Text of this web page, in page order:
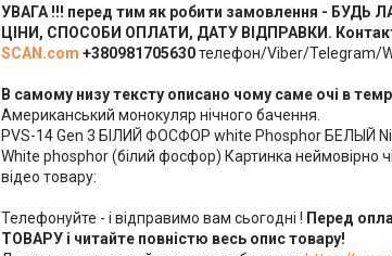
УВАГА !!! перед тим як робити замовлення -
ЦІНИ, СПОСОБИ ОПЛАТИ, ДАТУ ВІДПРАВКИ.
SCAN.com +380981705630телефон/Viber/Telegram/
В самому низу тексту описано чому саме очі в
Американський монокуляр нічного бачення.
PVS-14 Gen 3 БІЛИЙ ФОСФОР white Phosphor БЕЛЫЙ
White phosphor (білий фосфор) Картинка неймовірно
відео товару:
Телефонуйте - і відправимо вам сьогодні ! Перед
ТОВАРУ і читайте повністю весь опис товару!